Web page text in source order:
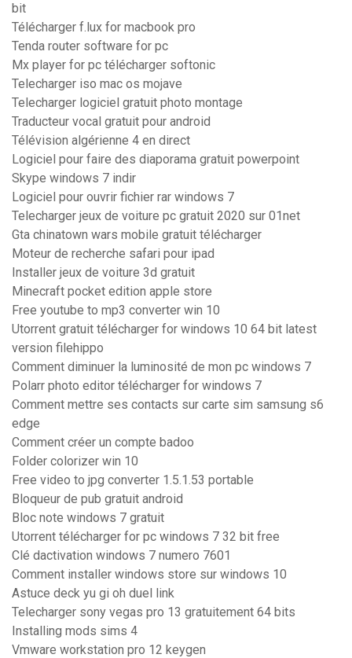
bit
Télécharger f.lux for macbook pro
Tenda router software for pc
Mx player for pc télécharger softonic
Telecharger iso mac os mojave
Telecharger logiciel gratuit photo montage
Traducteur vocal gratuit pour android
Télévision algérienne 4 en direct
Logiciel pour faire des diaporama gratuit powerpoint
Skype windows 7 indir
Logiciel pour ouvrir fichier rar windows 7
Telecharger jeux de voiture pc gratuit 2020 sur 01net
Gta chinatown wars mobile gratuit télécharger
Moteur de recherche safari pour ipad
Installer jeux de voiture 3d gratuit
Minecraft pocket edition apple store
Free youtube to mp3 converter win 10
Utorrent gratuit télécharger for windows 10 64 bit latest
version filehippo
Comment diminuer la luminosité de mon pc windows 7
Polarr photo editor télécharger for windows 7
Comment mettre ses contacts sur carte sim samsung s6
edge
Comment créer un compte badoo
Folder colorizer win 10
Free video to jpg converter 1.5.1.53 portable
Bloqueur de pub gratuit android
Bloc note windows 7 gratuit
Utorrent télécharger for pc windows 7 32 bit free
Clé dactivation windows 7 numero 7601
Comment installer windows store sur windows 10
Astuce deck yu gi oh duel link
Telecharger sony vegas pro 13 gratuitement 64 bits
Installing mods sims 4
Vmware workstation pro 12 keygen